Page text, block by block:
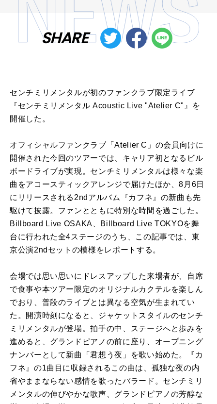
SHARE
センチミリメンタルが初のファンクラブ限定ライブ
『センチミリメンタル Acoustic Live "Atelier C" 』を
開催した。
オフィシャルファンクラブ「Atelier C 」の会員向けに
開催された今回のツアーでは、キャリア初となるビル
ボードライブが実現。センチミリメンタルは様々な楽
曲をアコースティックアレンジで届けたほか、8 月 6日
にリリースされる 2nd アルバム『カフネ』の新曲も先
駆けて披露。ファンとともに特別な時間を過ごした。
Billboard Live OSAKA
Billboard Live TOKYOを舞
台に行われた全4ステージのうち、この記事では、東
京公演2nd セットの模様をレポートする。
会場では思い思いにドレスアップした来場者が、自席
で食事や本ツアー限定のオリジナルカクテルを楽しん
でおり、普段のライブとは異なる空気が生まれてい
た。開演時刻になると、ジャケットスタイルのセンチ
ミリメンタルが登場。拍手の中、ステージへと歩みを
進めると、グランドピアノの前に座り、オープニング
ナンバーとして新曲「君想う夜」を歌い始めた。『カ
フネ』の1曲目に収録されるこの曲は、孤独な夜の内
省やままならない感情を歌ったバラード。センチミリ
メンタルの伸びやかな歌声、グランドピアノの芳醇な